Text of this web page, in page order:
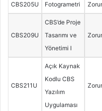
CBS205U Fotogrametri
CBS209U
CBS’de Proje
Tasarımı ve
Yönetimi I
CBS211U
Açık Kaynak
Kodlu CBS
Yazılım
Uygulaması